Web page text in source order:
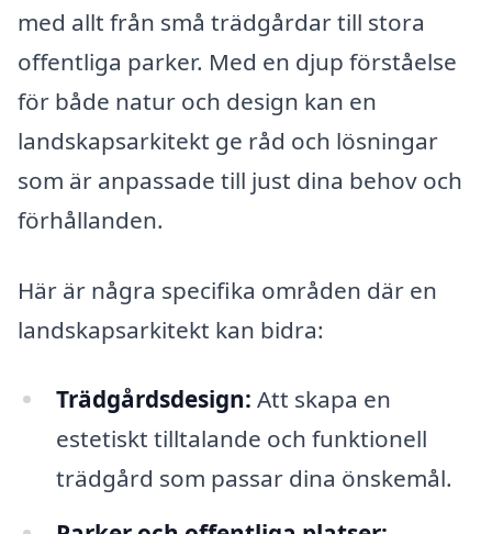
med allt från små trädgårdar till stora
offentliga parker. Med en djup förståelse
för både natur och design kan en
landskapsarkitekt ge råd och lösningar
som är anpassade till just dina behov och
förhållanden.
Här är några specifika områden där en
landskapsarkitekt kan bidra:
Trädgårdsdesign: Att skapa en
estetiskt tilltalande och funktionell
trädgård som passar dina önskemål.